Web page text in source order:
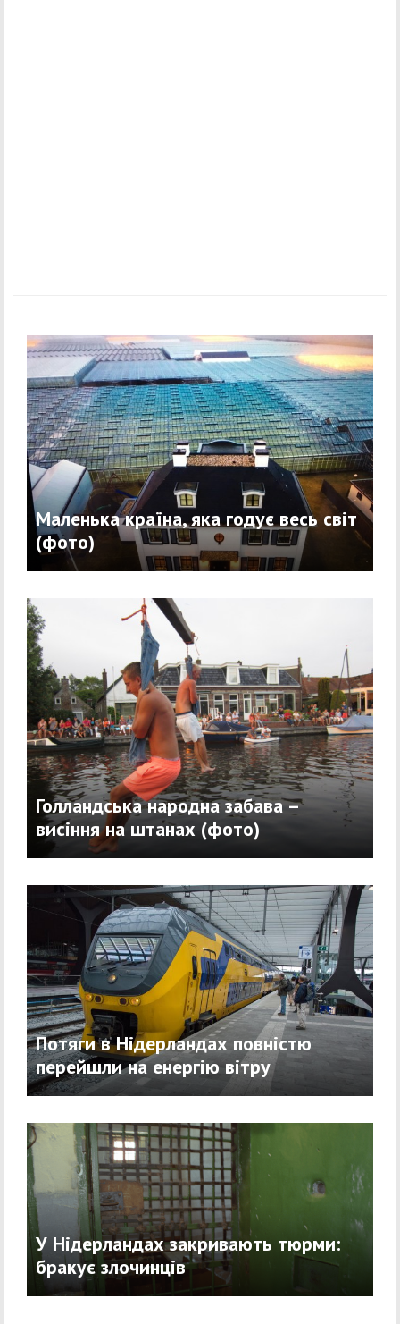
Маленька країна, яка годує весь світ
(фото)
Голландська народна забава –
висіння на штанах (фото)
Потяги в Нідерландах повністю
перейшли на енергію вітру
У Нідерландах закривають тюрми:
бракує злочинців